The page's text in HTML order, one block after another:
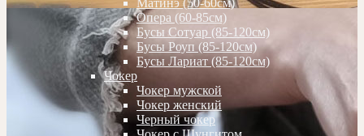
Матинэ (50-60см)
Опера (60-85см)
Бусы Сотуар (85-120см)
Бусы Роуп (85-120см)
Бусы Лариат (85-120см)
Чокер
Чокер мужской
Чокер женский
Черный чокер